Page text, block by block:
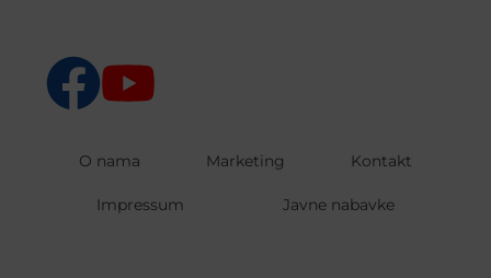
O nama Marketing Kontakt
Impressum Javne nabavke